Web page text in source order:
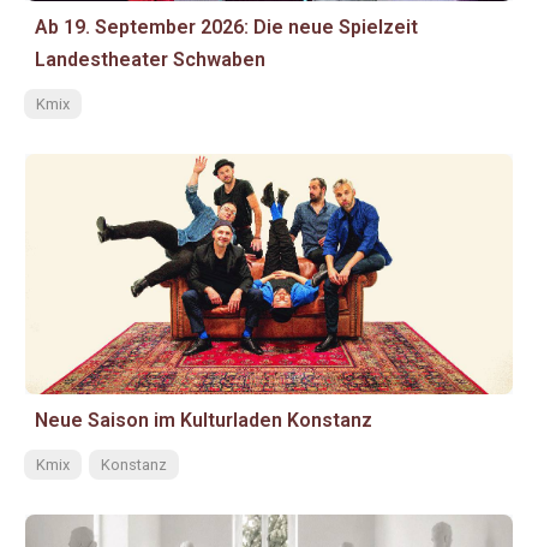
Ab 19. September 2026: Die neue Spielzeit
Landestheater Schwaben
Kmix
Neue Saison im Kulturladen Konstanz
Kmix Konstanz